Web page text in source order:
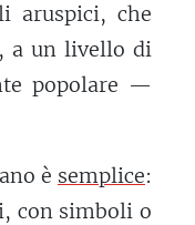
aruspici, che
a un livello di
popolare —
è semplice:
con simboli o